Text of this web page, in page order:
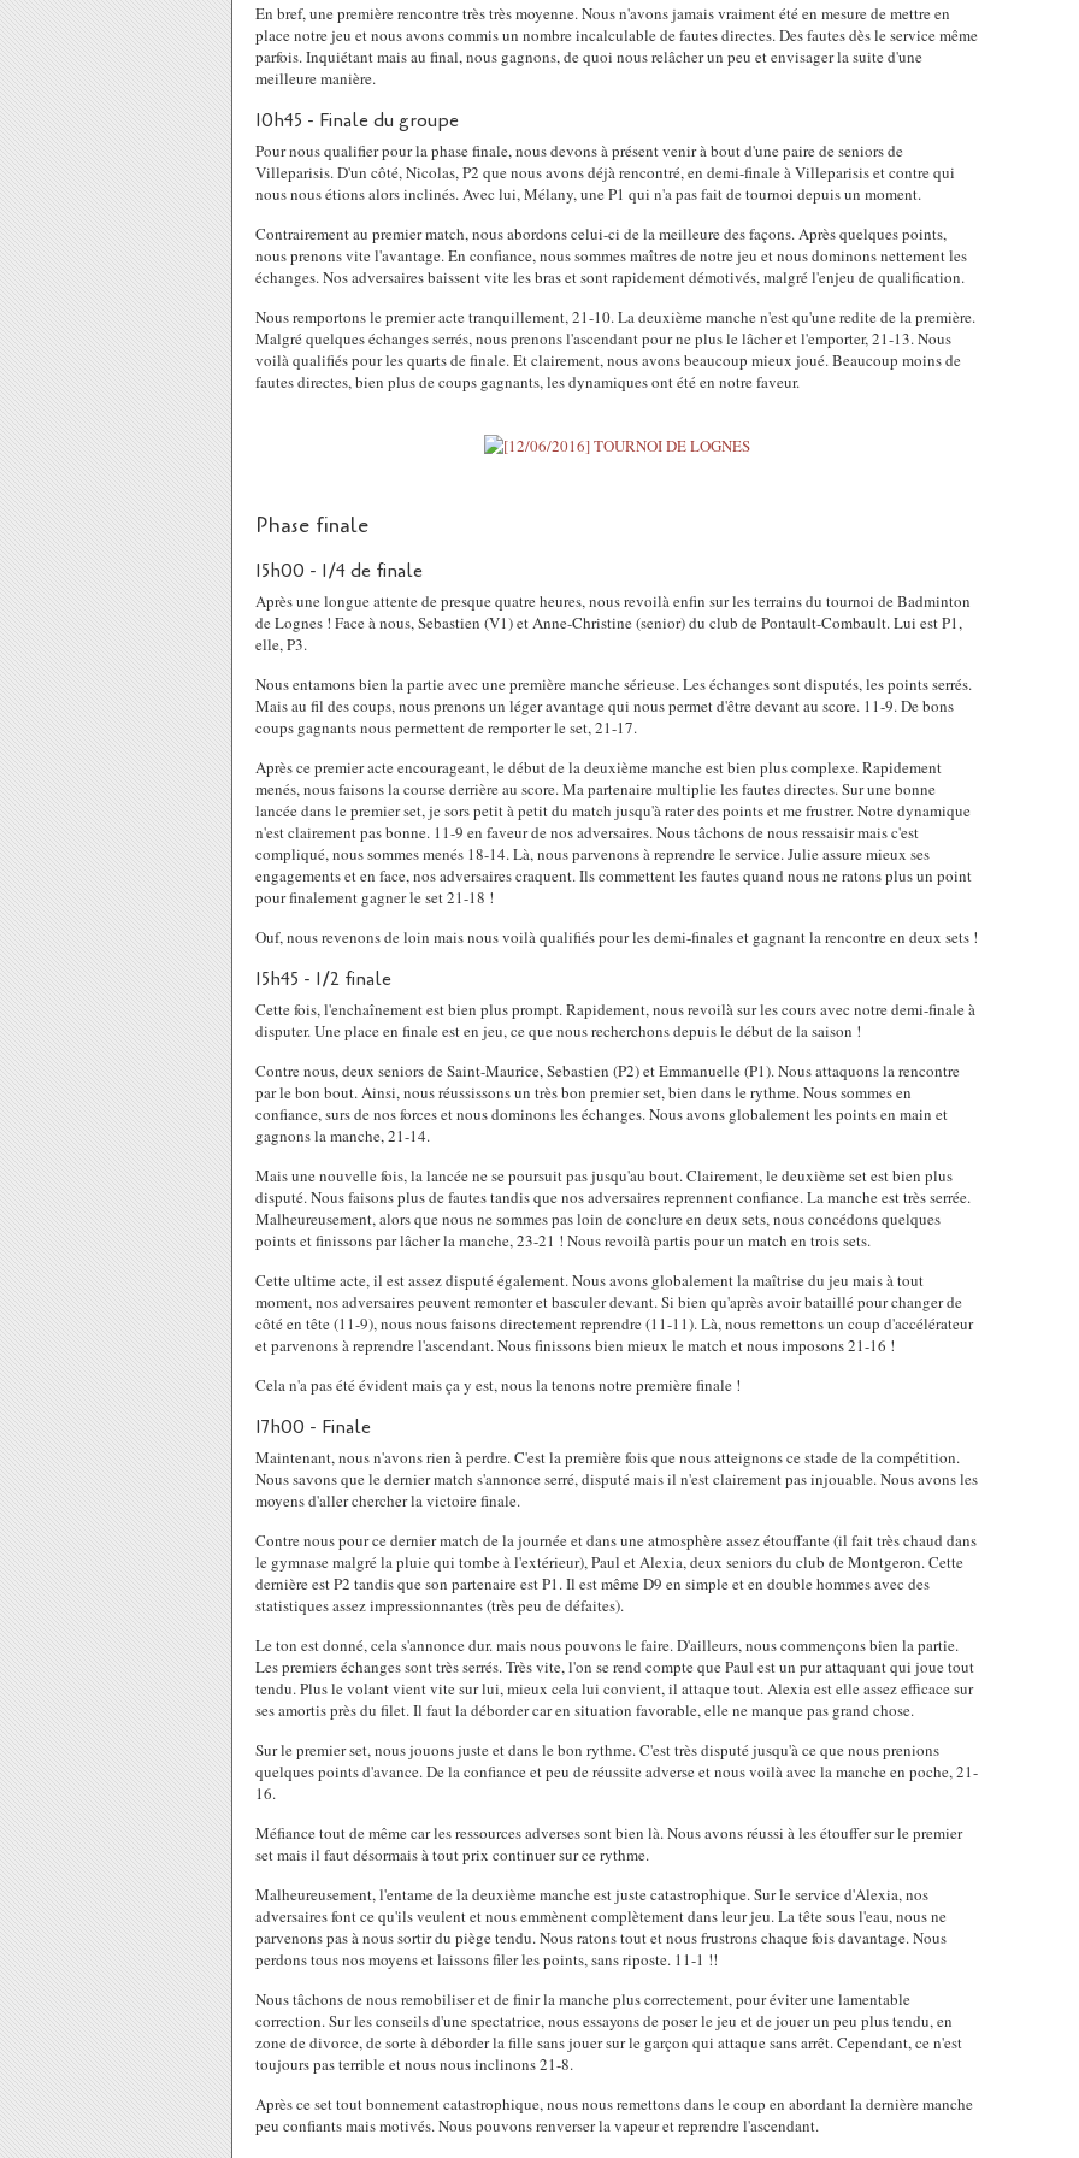
En bref, une première rencontre très très moyenne. Nous n'avons jamais vraiment été en mesure de mettre en
place notre jeu et nous avons commis un nombre incalculable de fautes directes. Des fautes dès le service même
parfois. Inquiétant mais au final, nous gagnons, de quoi nous relâcher un peu et envisager la suite d'une
meilleure manière.
10h45 - Finale du groupe
Pour nous qualifier pour la phase finale, nous devons à présent venir à bout d'une paire de seniors de
Villeparisis. D'un côté, Nicolas, P2 que nous avons déjà rencontré, en demi-finale à Villeparisis et contre qui
nous nous étions alors inclinés. Avec lui, Mélany, une P1 qui n'a pas fait de tournoi depuis un moment.
Contrairement au premier match, nous abordons celui-ci de la meilleure des façons. Après quelques points,
nous prenons vite l'avantage. En confiance, nous sommes maîtres de notre jeu et nous dominons nettement les
échanges. Nos adversaires baissent vite les bras et sont rapidement démotivés, malgré l'enjeu de qualification.
Nous remportons le premier acte tranquillement, 21-10. La deuxième manche n'est qu'une redite de la première.
Malgré quelques échanges serrés, nous prenons l'ascendant pour ne plus le lâcher et l'emporter, 21-13. Nous
voilà qualifiés pour les quarts de finale. Et clairement, nous avons beaucoup mieux joué. Beaucoup moins de
fautes directes, bien plus de coups gagnants, les dynamiques ont été en notre faveur.
Phase finale
15h00 - 1/4 de finale
Après une longue attente de presque quatre heures, nous revoilà enfin sur les terrains du tournoi de Badminton
de Lognes ! Face à nous, Sebastien (V1) et Anne-Christine (senior) du club de Pontault-Combault. Lui est P1,
elle, P3.
Nous entamons bien la partie avec une première manche sérieuse. Les échanges sont disputés, les points serrés.
Mais au fil des coups, nous prenons un léger avantage qui nous permet d'être devant au score. 11-9. De bons
coups gagnants nous permettent de remporter le set, 21-17.
Après ce premier acte encourageant, le début de la deuxième manche est bien plus complexe. Rapidement
menés, nous faisons la course derrière au score. Ma partenaire multiplie les fautes directes. Sur une bonne
lancée dans le premier set, je sors petit à petit du match jusqu'à rater des points et me frustrer. Notre dynamique
n'est clairement pas bonne. 11-9 en faveur de nos adversaires. Nous tâchons de nous ressaisir mais c'est
compliqué, nous sommes menés 18-14. Là, nous parvenons à reprendre le service. Julie assure mieux ses
engagements et en face, nos adversaires craquent. Ils commettent les fautes quand nous ne ratons plus un point
pour finalement gagner le set 21-18 !
Ouf, nous revenons de loin mais nous voilà qualifiés pour les demi-finales et gagnant la rencontre en deux sets !
15h45 - 1/2 finale
Cette fois, l'enchaînement est bien plus prompt. Rapidement, nous revoilà sur les cours avec notre demi-finale à
disputer. Une place en finale est en jeu, ce que nous recherchons depuis le début de la saison !
Contre nous, deux seniors de Saint-Maurice, Sebastien (P2) et Emmanuelle (P1). Nous attaquons la rencontre
par le bon bout. Ainsi, nous réussissons un très bon premier set, bien dans le rythme. Nous sommes en
confiance, surs de nos forces et nous dominons les échanges. Nous avons globalement les points en main et
gagnons la manche, 21-14.
Mais une nouvelle fois, la lancée ne se poursuit pas jusqu'au bout. Clairement, le deuxième set est bien plus
disputé. Nous faisons plus de fautes tandis que nos adversaires reprennent confiance. La manche est très serrée.
Malheureusement, alors que nous ne sommes pas loin de conclure en deux sets, nous concédons quelques
points et finissons par lâcher la manche, 23-21 ! Nous revoilà partis pour un match en trois sets.
Cette ultime acte, il est assez disputé également. Nous avons globalement la maîtrise du jeu mais à tout
moment, nos adversaires peuvent remonter et basculer devant. Si bien qu'après avoir bataillé pour changer de
côté en tête (11-9), nous nous faisons directement reprendre (11-11). Là, nous remettons un coup d'accélérateur
et parvenons à reprendre l'ascendant. Nous finissons bien mieux le match et nous imposons 21-16 !
Cela n'a pas été évident mais ça y est, nous la tenons notre première finale !
17h00 - Finale
Maintenant, nous n'avons rien à perdre. C'est la première fois que nous atteignons ce stade de la compétition.
Nous savons que le dernier match s'annonce serré, disputé mais il n'est clairement pas injouable. Nous avons les
moyens d'aller chercher la victoire finale.
Contre nous pour ce dernier match de la journée et dans une atmosphère assez étouffante (il fait très chaud dans
le gymnase malgré la pluie qui tombe à l'extérieur), Paul et Alexia, deux seniors du club de Montgeron. Cette
dernière est P2 tandis que son partenaire est P1. Il est même D9 en simple et en double hommes avec des
statistiques assez impressionnantes (très peu de défaites).
Le ton est donné, cela s'annonce dur. mais nous pouvons le faire. D'ailleurs, nous commençons bien la partie.
Les premiers échanges sont très serrés. Très vite, l'on se rend compte que Paul est un pur attaquant qui joue tout
tendu. Plus le volant vient vite sur lui, mieux cela lui convient, il attaque tout. Alexia est elle assez efficace sur
ses amortis près du filet. Il faut la déborder car en situation favorable, elle ne manque pas grand chose.
Sur le premier set, nous jouons juste et dans le bon rythme. C'est très disputé jusqu'à ce que nous prenions
quelques points d'avance. De la confiance et peu de réussite adverse et nous voilà avec la manche en poche, 21-
16.
Méfiance tout de même car les ressources adverses sont bien là. Nous avons réussi à les étouffer sur le premier
set mais il faut désormais à tout prix continuer sur ce rythme.
Malheureusement, l'entame de la deuxième manche est juste catastrophique. Sur le service d'Alexia, nos
adversaires font ce qu'ils veulent et nous emmènent complètement dans leur jeu. La tête sous l'eau, nous ne
parvenons pas à nous sortir du piège tendu. Nous ratons tout et nous frustrons chaque fois davantage. Nous
perdons tous nos moyens et laissons filer les points, sans riposte. 11-1 !!
Nous tâchons de nous remobiliser et de finir la manche plus correctement, pour éviter une lamentable
correction. Sur les conseils d'une spectatrice, nous essayons de poser le jeu et de jouer un peu plus tendu, en
zone de divorce, de sorte à déborder la fille sans jouer sur le garçon qui attaque sans arrêt. Cependant, ce n'est
toujours pas terrible et nous nous inclinons 21-8.
Après ce set tout bonnement catastrophique, nous nous remettons dans le coup en abordant la dernière manche
peu confiants mais motivés. Nous pouvons renverser la vapeur et reprendre l'ascendant.